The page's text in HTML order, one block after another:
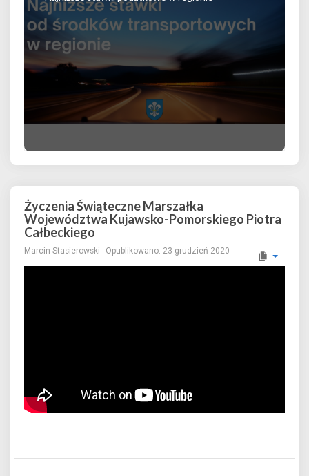
Życzenia Świąteczne Marszałka
Województwa Kujawsko-Pomorskiego Piotra
Całbeckiego
Marcin Stasierowski Opublikowano: 23 grudzień 2020